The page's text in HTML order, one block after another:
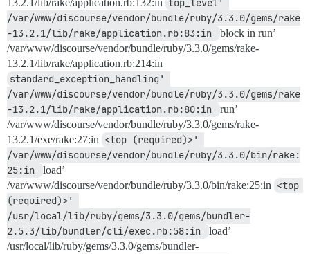
/var/www/discourse/vendor/bundle/ruby/3.3.0/gems/rake
-13.2.1/lib/rake/application.rb:83:in
block in run’
/var/www/discourse/vendor/bundle/ruby/3.3.0/gems/rake-
13.2.1/lib/rake/application.rb:214:in
standard_exception_handling'
/var/www/discourse/vendor/bundle/ruby/3.3.0/gems/rake
-13.2.1/lib/rake/application.rb:80:in
run’
/var/www/discourse/vendor/bundle/ruby/3.3.0/gems/rake-
13.2.1/exe/rake:27:in <top (required)>'
/var/www/discourse/vendor/bundle/ruby/3.3.0/bin/rake:
25:in
load’
/var/www/discourse/vendor/bundle/ruby/3.3.0/bin/rake:25:in <top
(required)>'
/usr/local/lib/ruby/gems/3.3.0/gems/bundler-
2.5.3/lib/bundler/cli/exec.rb:58:in
load’
/usr/local/lib/ruby/gems/3.3.0/gems/bundler-